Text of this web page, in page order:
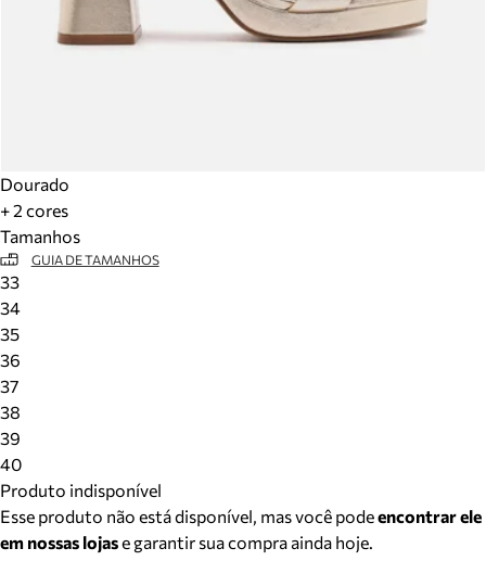
Dourado
+ 2 cores
Tamanhos
GUIA DE TAMANHOS
33
34
35
36
37
38
39
40
Produto indisponível
Esse produto não está disponível, mas você podeencontrar ele
em nossas lojase garantir sua compra ainda hoje.